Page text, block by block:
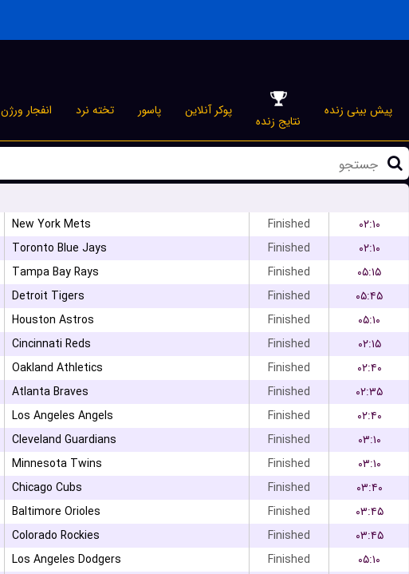
پیش بینی زنده
نتایج زنده
پوکر آنلاین پاسور تخته نرد انفجار ورژن ۱
New York Mets Finished
۰۲:۱۰
Toronto Blue Jays Finished
۰۲:۱۰
Tampa Bay Rays Finished
۰۵:۱۵
Detroit Tigers Finished
۰۵:۴۵
Houston Astros Finished
۰۵:۱۰
Cincinnati Reds Finished
۰۲:۱۵
Oakland Athletics Finished
۰۲:۴۰
Atlanta Braves Finished
۰۲:۳۵
Los Angeles Angels Finished
۰۲:۴۰
Cleveland Guardians Finished
۰۳:۱۰
Minnesota Twins Finished
۰۳:۱۰
Chicago Cubs Finished
۰۳:۴۰
Baltimore Orioles Finished
۰۳:۴۵
Colorado Rockies Finished
۰۳:۴۵
Los Angeles Dodgers Finished
۰۵:۱۰